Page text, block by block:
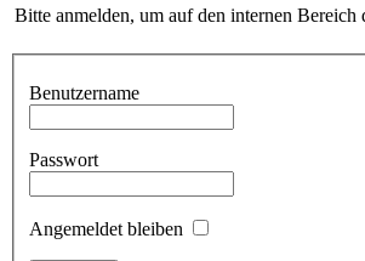
Bitte anmelden, um auf den internen
Benutzername
Passwort
Angemeldet bleiben